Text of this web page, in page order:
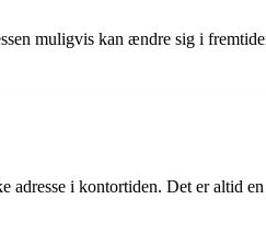
muligvis kan ændre sig i
adresse i kontortiden. Det er altid